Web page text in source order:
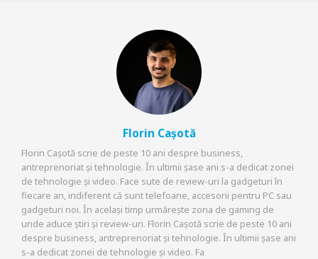
Florin Cașotă
Florin Cașotă scrie de peste 10 ani despre business,
antreprenoriat și tehnologie. În ultimii șase ani s-a dedicat zonei
de tehnologie și video. Face sute de review-uri la gadgeturi în
fiecare an, indiferent că sunt telefoane, accesorii pentru PC sau
gadgeturi noi. În același timp urmărește zona de gaming de
unde aduce știri și review-uri. Florin Cașotă scrie de peste 10 ani
despre business, antreprenoriat și tehnologie. În ultimii șase ani
s-a dedicat zonei de tehnologie și video. Fa